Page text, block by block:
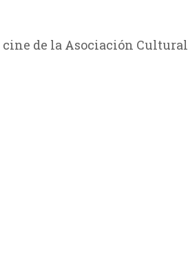
cine de la Asociación Cultural